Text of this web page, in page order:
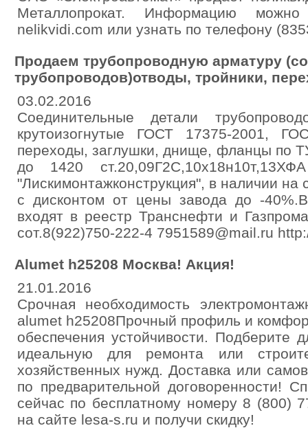
Металлопрокат. Информацию
nelikvidi.com или узнать по телефону
Продаем трубопроводную арматуру
трубопроводов)отводы, тройники,
03.02.2016
Соединительные детали
крутоизогнутые ГОСТ 17375-2001,
переходы, заглушки, днище, фланцы по
до 1420
"Лискимонтажконструкция", в наличии
с дисконтом от цены завода до -
входят в реестр Транснефти и
сот.8(922)750-222-4 7951589@mail.ru
Alumet h25208 Москва! Акция!
21.01.2016
Срочная необходимость
alumet h25208Прочный профиль и
обеспечения устойчивости.
идеальную для ремонта или
хозяйственных нужд. Доставка или
по предварительной договоренности!
сейчас по бесплатному номеру 8 (800)
на сайте lesa-s.ru и получи скидку!